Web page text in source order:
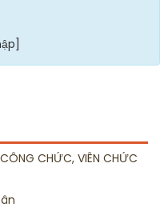
CHỨC, VIÊN CHỨC